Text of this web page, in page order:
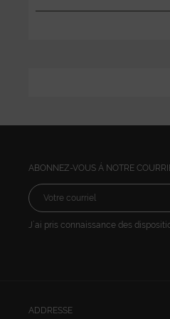
ABONNEZ-VOUS Á NOTRE
J´ai pris connaissance des
ADDRESSE